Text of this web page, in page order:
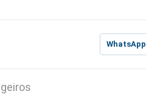
WhatsApp